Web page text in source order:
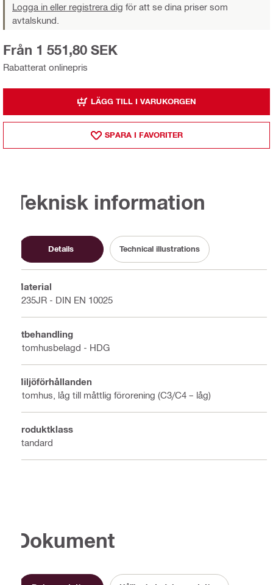
Logga in eller registrera dig för att se dina priser som
avtalskund.
Rabatterat onlinepris
Från 1 551,80 SEK
LÄGG TILL I VARUKORGEN
SPARA I FAVORITER
Teknisk information
Details Technical illustrations
Material
S235JR - DIN EN 10025
Ytbehandling
Utomhusbelagd - HDG
Miljöförhållanden
Utomhus, låg till måttlig förorening (C3/C4 – låg)
Produktklass
Standard
Dokument